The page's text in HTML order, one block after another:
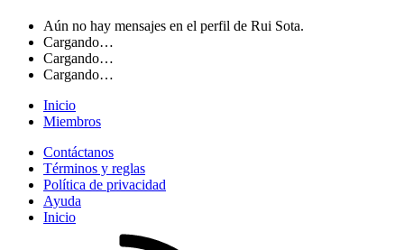
Aún no hay mensajes en el perfil de Rui Sota.
Cargando…
Cargando…
Cargando…
Inicio
Miembros
Contáctanos
Términos y reglas
Política de privacidad
Ayuda
Inicio